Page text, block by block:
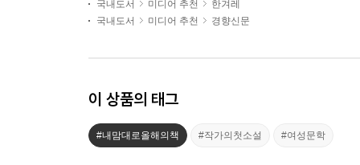
국내도서 미디어 추천
한겨레
국내도서
미디어 추천 경향신문
이 상품의 태그
#내맘대로올해의책 #작가의첫소설 #여성문학